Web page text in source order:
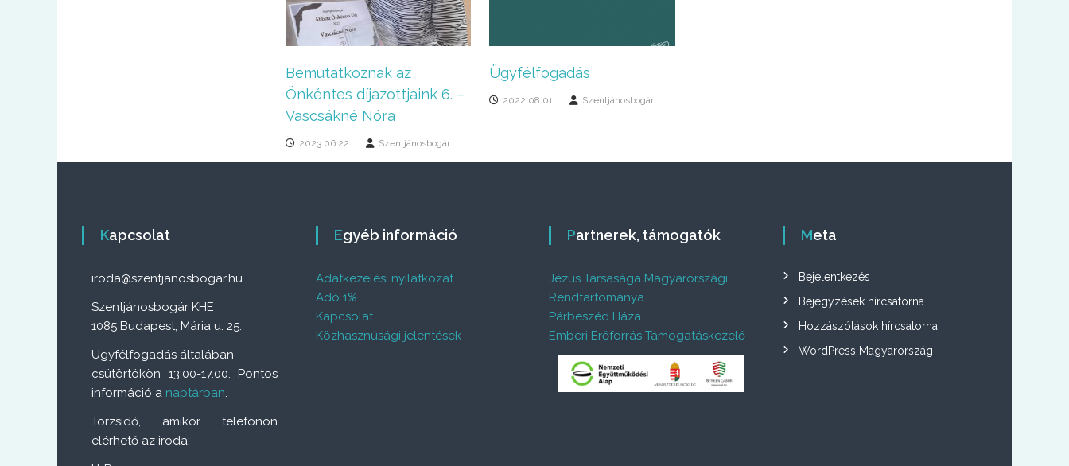
Bemutatkoznak az
Önkéntes díjazottjaink 6. –
Vascsákné Nóra
2023.06.22. Szentjánosbogár
Ügyfélfogadás
2022.08.01. Szentjánosbogár
Kapcsolat
iroda@szentjanosbogar.hu
Szentjánosbogár KHE
1085 Budapest, Mária u. 25.
Ügyfélfogadás általában
csütörtökön 13:00-17.00. Pontos
információ a naptárban.
Törzsidő, amikor telefonon
elérhető az iroda:
Egyéb információ
Adatkezelési nyilatkozat
Adó 1%
Kapcsolat
Közhasznúsági jelentések
Partnerek, támogatók
Jézus Társasága Magyarországi
Rendtartománya
Párbeszéd Háza
Emberi Erőforrás Támogatáskezelő
Meta
Bejelentkezés
Bejegyzések hírcsatorna
Hozzászólások hírcsatorna
WordPress Magyarország